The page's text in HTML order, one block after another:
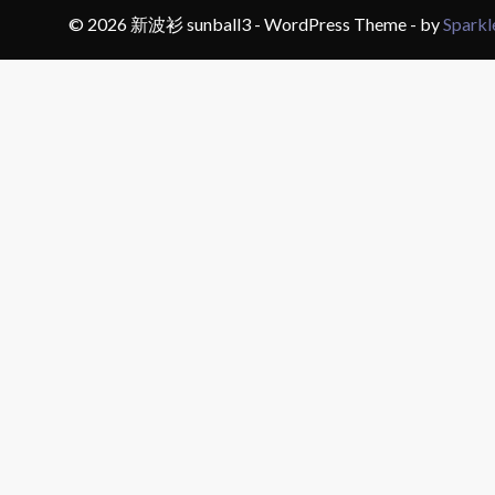
© 2026 新波衫 sunball3 - WordPress Theme - by